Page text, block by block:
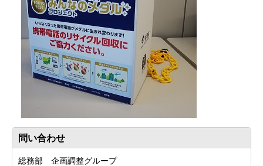
問い合わせ
総務部 企画調整グループ